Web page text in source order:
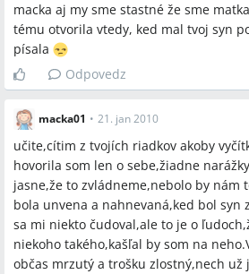
macka aj my sme stastné že sme
tému otvorila vtedy, ked mal tvoj syn
písala
Odpovedz
macka01 • 21. jan 2010
učite,cítim z tvojích riadkov akoby
hovorila som len o sebe,žiadne
jasne,že to zvládneme,nebolo by nám
bola unvena a nahnevaná,ked bol syn
sa mi niekto čudoval,ale to je o
niekoho takého,kašľal by som na
občas mrzutý a trošku zlostný,nech už